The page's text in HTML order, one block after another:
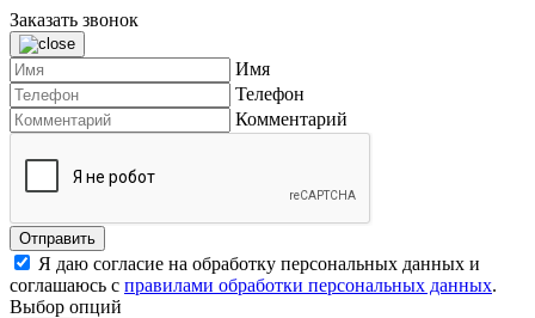
Заказать звонок
Имя
Телефон
Комментарий
Я даю согласие на обработку персональных данных и
соглашаюсь с правилами обработки персональных данных.
Выбор опций